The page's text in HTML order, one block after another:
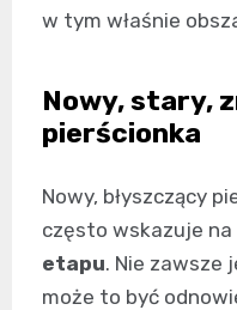
w tym właśnie
Nowy, stary,
pierścionka
Nowy, błyszczący
często wskazuje na
etapu. Nie zawsze
może to być